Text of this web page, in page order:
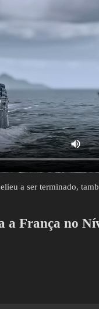
a ser terminado,
a França no